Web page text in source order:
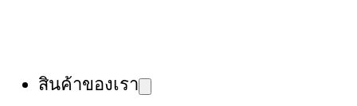
สินค้าของเรา